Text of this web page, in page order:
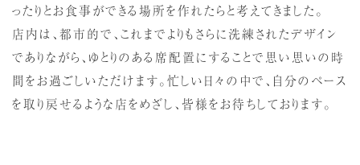
ったりとお食事ができる場所を作れたらと考えてきました。
店内は、都市的で、これまでよりもさらに洗練されたデザイン
でありながら、ゆとりのある席配置にすることで思い思いの時
間をお過ごしいただけます。忙しい日々の中で、自分のペース
を取り戻せるような店をめざし、皆様をお待ちしております。